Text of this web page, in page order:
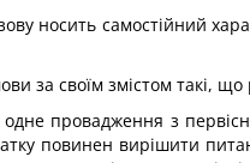
носить самостійний
за своїм змістом такі,
провадження з
повинен вирішити